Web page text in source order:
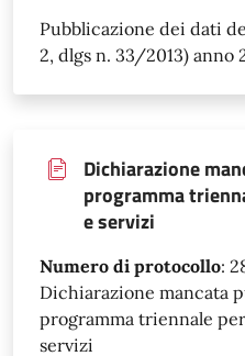
Pubblicazione dei dati
2, dlgs n. 33/2013)
Dichiarazione
programma
e servizi
Numero di protocollo:
Dichiarazione mancata
programma triennale
servizi